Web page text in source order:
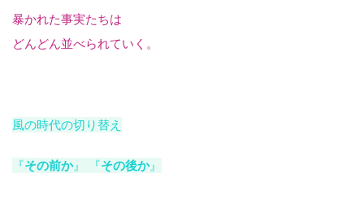
暴かれた事実たちは
どんどん並べられていく。
風の時代の切り替え
『その前か』 『その後か』